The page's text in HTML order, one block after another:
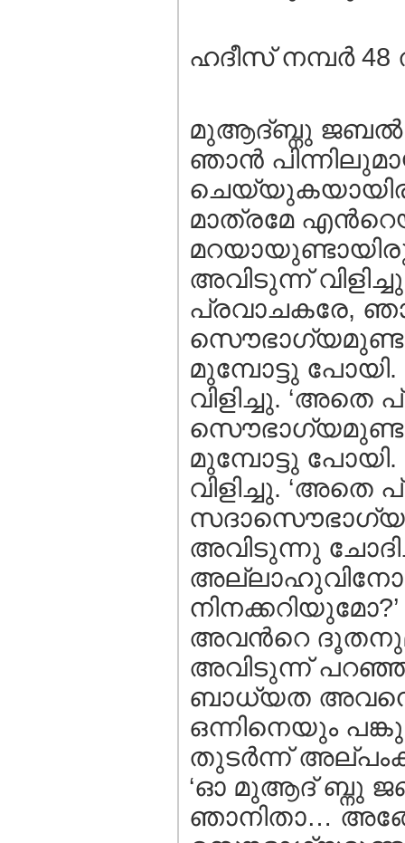
ഹദീസ്‌ നമ്പര്‍
മുആദ്ബ്നു ജബല്‍
ഞാന്‍
മാത്രമേ
അവിടുന്ന്
പ്രവാചകരേ,
മുമ്പോട്ടു
വിളിച്ചു.
മുമ്പോട്ടു
വിളിച്ചു. ‘അതെ
അവിടുന്നു
അവന്‍റെ
അവിടുന്ന്
ബാധ്യത
ഒന്നിനെയും
തുടര്‍ന്ന്‍
‘ഓ മുആദ് ബ്നു
ഞാനിതാ…